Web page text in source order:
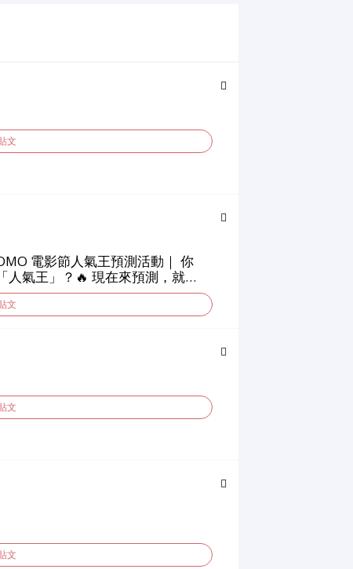
文
電影節人氣王預測活動｜ 你
氣王」？🔥 現在來預測，就有
回覆，
保留調整、修改、暫停或
💬 活
文
文
文